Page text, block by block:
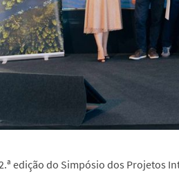
edição do Simpósio dos Projetos